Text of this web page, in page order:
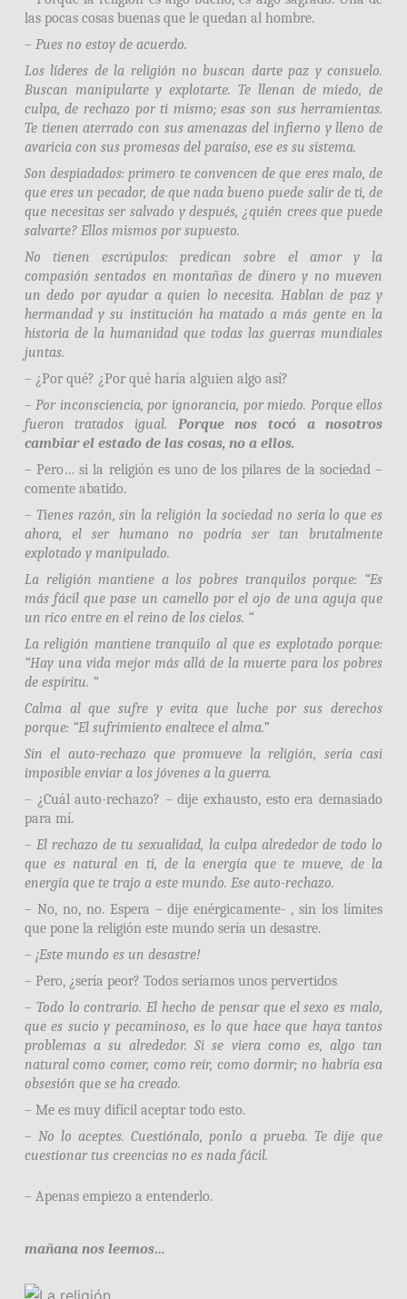
las pocas cosas buenas que le quedan al hombre.
– Pues no estoy de acuerdo.
Los líderes de la religión no buscan darte paz y consuelo.
Buscan manipularte y explotarte. Te llenan de miedo, de
culpa, de rechazo por ti mismo; esas son sus herramientas.
Te tienen aterrado con sus amenazas del infierno y lleno de
avaricia con sus promesas del paraíso, ese es su sistema.
Son despiadados: primero te convencen de que eres malo, de
que eres un pecador, de que nada bueno puede salir de ti, de
que necesitas ser salvado y después, ¿quién crees que puede
salvarte? Ellos mismos por supuesto.
No tienen escrúpulos: predican sobre el amor y la
compasión sentados en montañas de dinero y no mueven
un dedo por ayudar a quien lo necesita. Hablan de paz y
hermandad y su institución ha matado a más gente en la
historia de la humanidad que todas las guerras mundiales
juntas.
– ¿Por qué? ¿Por qué haría alguien algo así?
– Por inconsciencia, por ignorancia, por miedo. Porque ellos
fueron tratados igual. Porque nos tocó a nosotros
cambiar el estado de las cosas, no a ellos.
– Pero… si la religión es uno de los pilares de la sociedad –
comente abatido.
– Tienes razón, sin la religión la sociedad no sería lo que es
ahora, el ser humano no podría ser tan brutalmente
explotado y manipulado.
La religión mantiene a los pobres tranquilos porque: “Es
más fácil que pase un camello por el ojo de una aguja que
un rico entre en el reino de los cielos. “
La religión mantiene tranquilo al que es explotado porque:
“Hay una vida mejor más allá de la muerte para los pobres
de espíritu. “
Calma al que sufre y evita que luche por sus derechos
porque: “El sufrimiento enaltece el alma.”
Sin el auto-rechazo que promueve la religión, sería casi
imposible enviar a los jóvenes a la guerra.
– ¿Cuál auto-rechazo? – dije exhausto, esto era demasiado
para mí.
– El rechazo de tu sexualidad, la culpa alrededor de todo lo
que es natural en ti, de la energía que te mueve, de la
energía que te trajo a este mundo. Ese auto-rechazo.
– No, no, no. Espera – dije enérgicamente- , sin los límites
que pone la religión este mundo sería un desastre.
– ¡Este mundo es un desastre!
– Pero, ¿sería peor? Todos seríamos unos pervertidos
– Todo lo contrario. El hecho de pensar que el sexo es malo,
que es sucio y pecaminoso, es lo que hace que haya tantos
problemas a su alrededor. Si se viera como es, algo tan
natural como comer, como reír, como dormir; no habría esa
obsesión que se ha creado.
– Me es muy difícil aceptar todo esto.
– No lo aceptes. Cuestiónalo, ponlo a prueba. Te dije que
cuestionar tus creencias no es nada fácil.
– Apenas empiezo a entenderlo.
mañana nos leemos…